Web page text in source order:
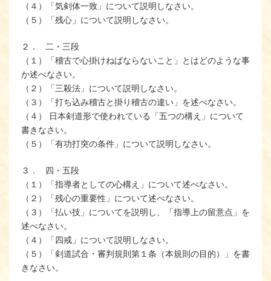
（４）「気剣体一致」について説明しなさい。
（５）「残心」について説明しなさい。
２． 二・三段
（１）「稽古で心掛けねばならないこと」とはどのような事
か述べなさい。
（２）「三殺法」について説明しなさい。
（３）「打ち込み稽古と掛り稽古の違い」を述べなさい。
（４） 日本剣道形で使われている「五つの構え」について
書きなさい。
（５）「有功打突の条件」について説明しなさい。
３． 四・五段
（１）「指導者としての心構え」について述べなさい。
（２）「残心の重要性」について述べなさい。
（３）「払い技」についてを説明し、「指導上の留意点」を
述べなさい。
（４）「四戒」について説明しなさい。
（５）「剣道試合・審判規則第１条（本規則の目的）」を書
きなさい。